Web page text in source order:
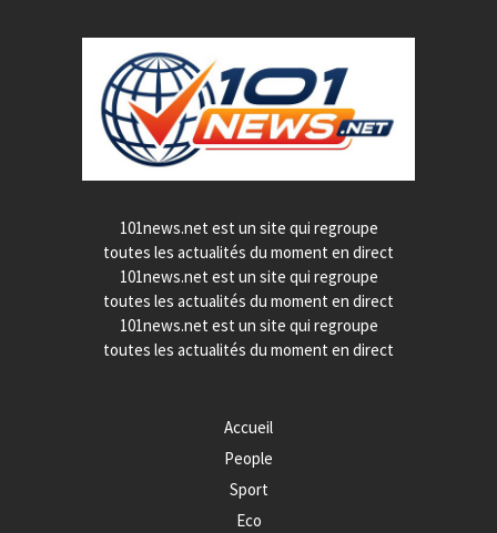
101news.net est un site qui regroupe
toutes les actualités du moment en direct
101news.net est un site qui regroupe
toutes les actualités du moment en direct
101news.net est un site qui regroupe
toutes les actualités du moment en direct
Accueil
People
Sport
Eco